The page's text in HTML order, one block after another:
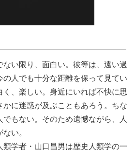
い限り、面白い。彼等は、遠い過
人でも十分な距離を保って見てい
く、楽しい。身近にいれば不快に思
かに迷惑が及ぶこともあろう。ちな
もない。そのため遺憾ながら、人
い。
類学者・山口昌男は歴史人類学の一